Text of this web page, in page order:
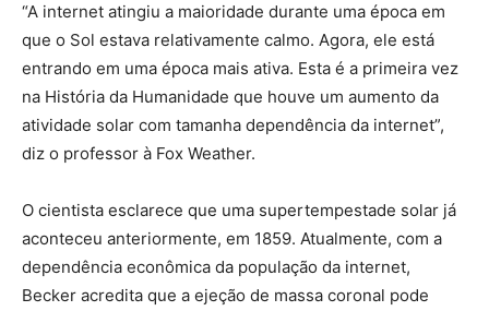
“A internet atingiu a maioridade durante uma época em
que o Sol estava relativamente calmo. Agora, ele está
entrando em uma época mais ativa. Esta é a primeira vez
na História da Humanidade que houve um aumento da
atividade solar com tamanha dependência da internet”,
diz o professor à Fox Weather.
O cientista esclarece que uma supertempestade solar já
aconteceu anteriormente, em 1859. Atualmente, com a
dependência econômica da população da internet,
Becker acredita que a ejeção de massa coronal pode